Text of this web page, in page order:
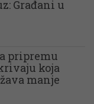
Građani u
pripremu
koja
manje